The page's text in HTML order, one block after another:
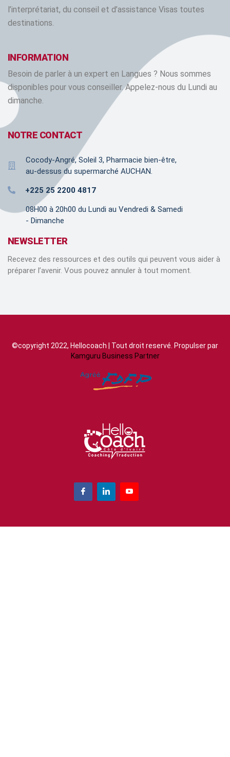
l’interprétariat, du conseil et d’assistance Visas toutes
destinations.
INFORMATION
Besoin de parler à un expert en Langues ? Nous sommes
disponibles pour vous conseiller. Appelez-nous du Lundi au
dimanche.
NOTRE CONTACT
Cocody-Angré, Soleil 3, Pharmacie bien-être,
au-dessus du supermarché AUCHAN.
+225 25 2200 4817
08H00 à 20h00 du Lundi au Vendredi & Samedi
- Dimanche
NEWSLETTER
Recevez des ressources et des outils qui peuvent vous aider à
préparer l’avenir. Vous pouvez annuler à tout moment.
©copyright 2022, Hellocoach | Tout droit reservé. Propulser par
Kamguru Business Partner